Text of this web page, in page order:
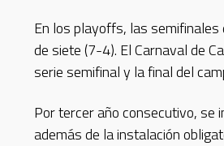
En los playoffs, las semifinales
de siete (7-4). El Carnaval de
serie semifinal y la final del
Por tercer año consecutivo, se
además de la instalación